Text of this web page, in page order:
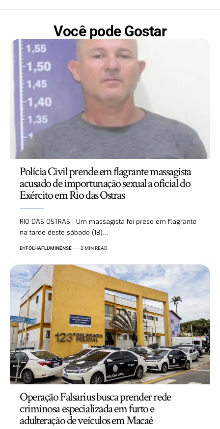
Você pode Gostar
Polícia Civil prende em flagrante massagista
acusado de importunação sexual a oficial do
Exército em Rio das Ostras
RIO DAS OSTRAS - Um massagista foi preso em flagrante
na tarde deste sábado (18)…
BYFOLHAFLUMINENSE 2 MIN READ
Operação Falsarius busca prender rede
criminosa especializada em furto e
adulteração de veículos em Macaé